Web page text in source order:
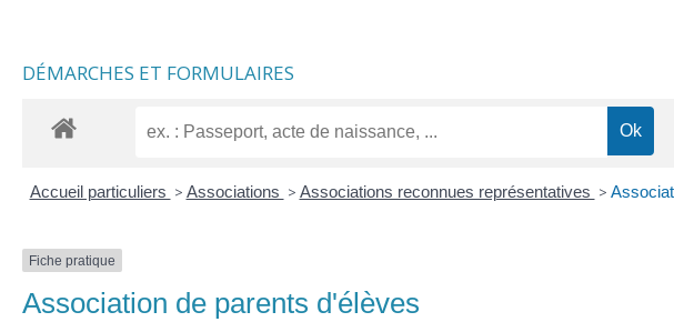
DÉMARCHES ET FORMULAIRES
Accueil particuliers > Associations > Associations reconnues représentatives >
Fiche pratique
Association de parents d'élèves